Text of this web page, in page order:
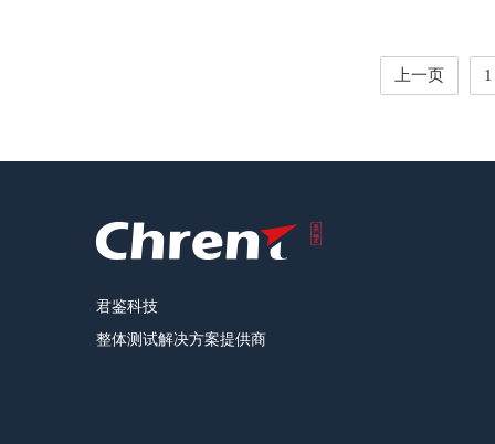
上一页 1
君鉴科技
整体测试解决方案提供商